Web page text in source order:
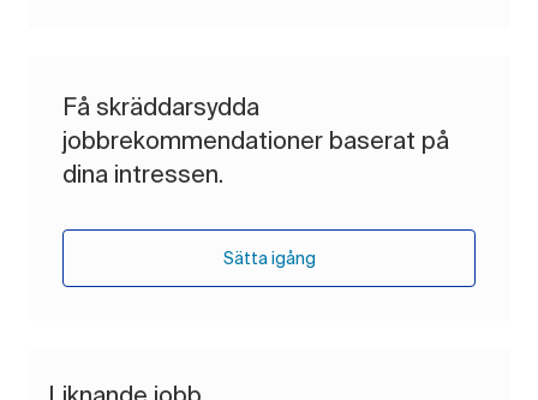
Få skräddarsydda
jobbrekommendationer baserat på
dina intressen.
Sätta igång
Liknande jobb